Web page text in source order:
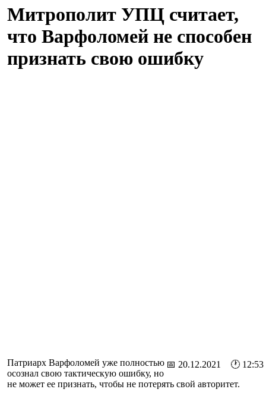
Митрополит УПЦ считает,
что Варфоломей не способен
признать свою ошибку
📅 20.12.2021 🕐 12:53
Патриарх Варфоломей уже полностью
осознал свою тактическую ошибку, но
не может ее признать, чтобы не потерять свой авторитет.